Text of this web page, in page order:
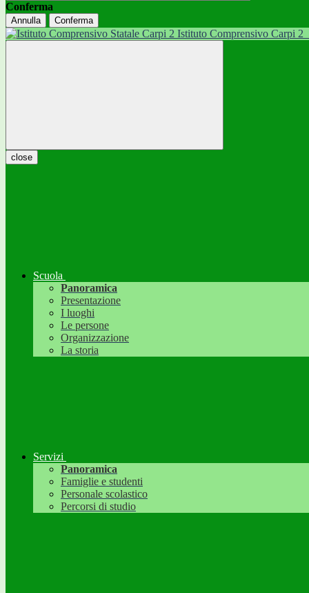
Conferma
Annulla Conferma
Istituto Comprensivo Carpi 2
close
Scuola
Panoramica
Presentazione
I luoghi
Le persone
Organizzazione
La storia
Servizi
Panoramica
Famiglie e studenti
Personale scolastico
Percorsi di studio